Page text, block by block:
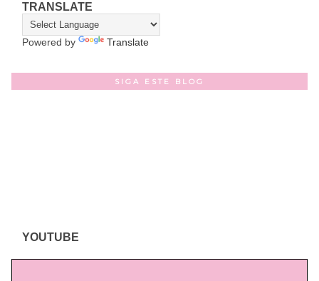
TRANSLATE
Powered by Translate
SIGA ESTE BLOG
YOUTUBE